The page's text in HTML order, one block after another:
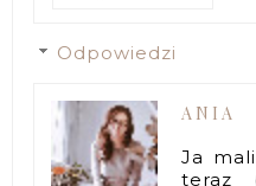
Odpowiedzi
ANIA
Ja
teraz